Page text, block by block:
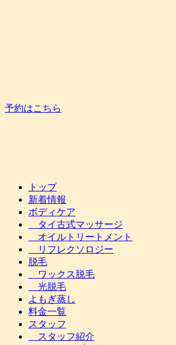
予約はこちら
トップ
新着情報
ボディケア
タイ古式マッサージ
オイルトリートメント
リフレクソロジー
脱毛
ワックス脱毛
光脱毛
よもぎ蒸し
料金一覧
スタッフ
スタッフ紹介